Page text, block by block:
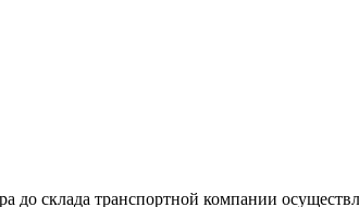
склада транспортной компании